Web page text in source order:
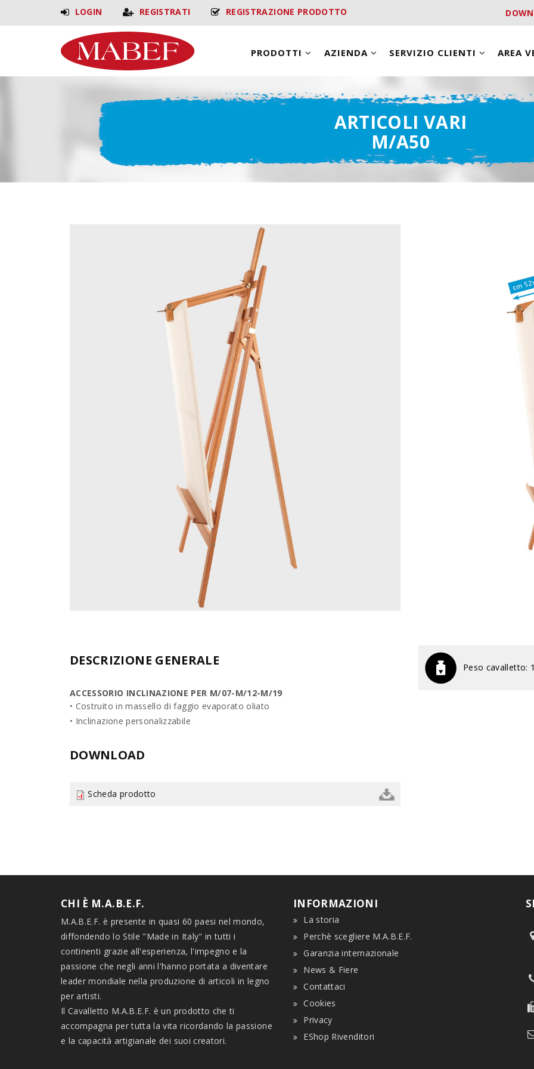
LOGIN REGISTRATI REGISTRAZIONE PRODOTTO
PRODOTTI AZIENDA SERVIZIO CLIENTI AREA
ARTICOLI VARI
M/A50
DESCRIZIONE GENERALE
ACCESSORIO INCLINAZIONE PER M/07-M/12-M/19
• Costruito in massello di faggio evaporato oliato
• Inclinazione personalizzabile
DOWNLOAD
Scheda prodotto
Peso cavalletto:
CHI È M.A.B.E.F.
M.A.B.E.F. è presente in quasi 60 paesi nel mondo,
diffondendo lo Stile "Made in Italy" in tutti i
continenti grazie all'esperienza, l'impegno e la
passione che negli anni l'hanno portata a diventare
leader mondiale nella produzione di articoli in legno
per artisti.
Il Cavalletto M.A.B.E.F. è un prodotto che ti
accompagna per tutta la vita ricordando la passione
e la capacità artigianale dei suoi creatori.
INFORMAZIONI
La storia
Perchè scegliere M.A.B.E.F.
Garanzia internazionale
News & Fiere
Contattaci
Cookies
Privacy
EShop Rivenditori